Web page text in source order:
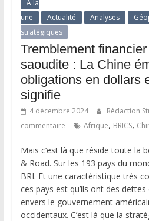
A la
une
Actualité Analyses
stratégiques
Tremblement
saoudite : La Chine
obligations en dollars
signifie
4 décembre 2024 Rédaction
commentaire
Afrique, BRICS,
Mais c’est là que réside toute la
& Road. Sur les 193 pays du
BRI. Et une caractéristique très
ces pays est qu’ils ont des
envers le gouvernement
occidentaux. C’est là que la